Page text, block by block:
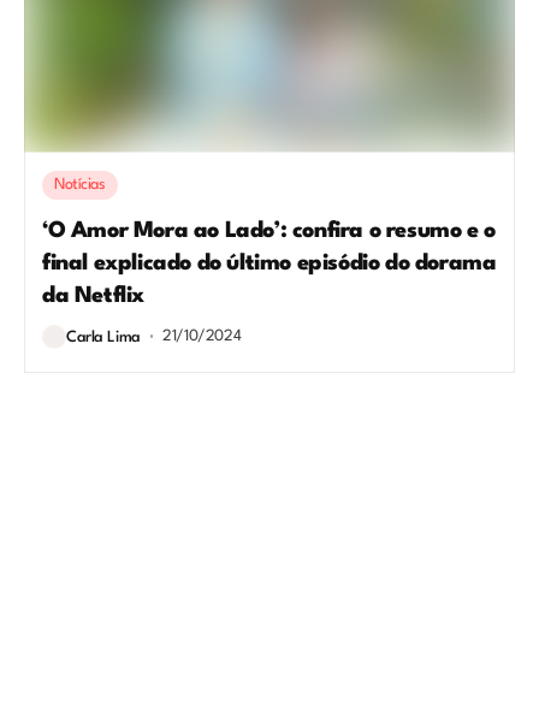
Notícias
‘O Amor Mora ao Lado’: confira o resumo e o
final explicado do último episódio do dorama
da Netflix
Carla Lima 21/10/2024